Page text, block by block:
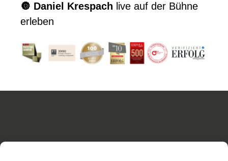
🔘 Daniel Krespach live auf der Bühne
erleben